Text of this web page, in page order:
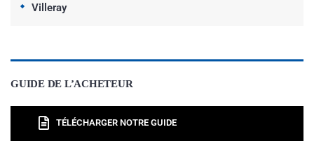
Villeray
GUIDE DE L’ACHETEUR
TÉLÉCHARGER NOTRE GUIDE